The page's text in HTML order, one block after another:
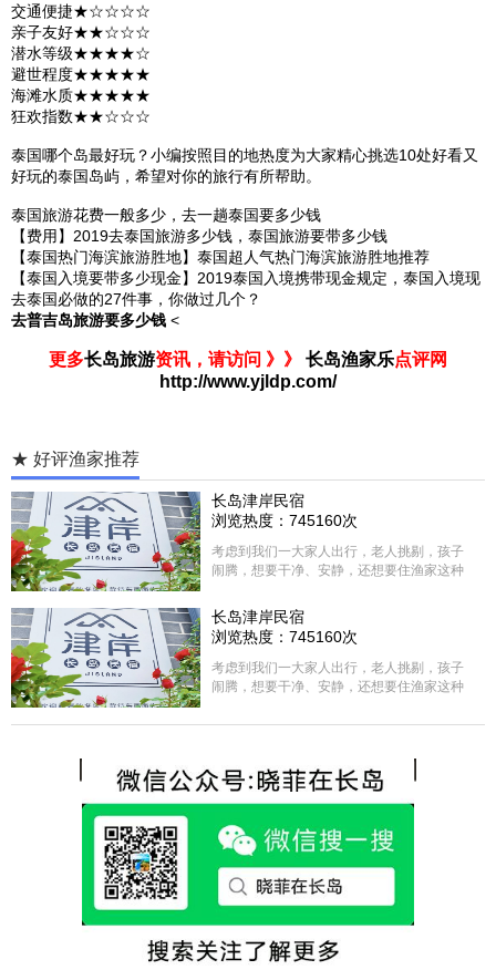
交通便捷★☆☆☆☆
亲子友好★★☆☆☆
潜水等级★★★★☆
避世程度★★★★★
海滩水质★★★★★
狂欢指数★★☆☆☆
泰国哪个岛最好玩？小编按照目的地热度为大家精心挑选10处好看又
好玩的泰国岛屿，希望对你的旅行有所帮助。
泰国旅游花费一般多少，去一趟泰国要多少钱
【费用】2019去泰国旅游多少钱，泰国旅游要带多少钱
【泰国热门海滨旅游胜地】泰国超人气热门海滨旅游胜地推荐
【泰国入境要带多少现金】2019泰国入境携带现金规定，泰国入境现
去泰国必做的27件事，你做过几个？
去普吉岛旅游要多少钱 <
更多长岛旅游资讯，请访问 》》 长岛渔家乐点评网
http://www.yjldp.com/
★ 好评渔家推荐
长岛津岸民宿
浏览热度：745160次
考虑到我们一大家人出行，老人挑剔，孩子
闹腾，想要干净、安静，还想要住渔家这种
选择津岸民宿，实际体验客房很干净，饭菜
方面家里老人也很满意，整体饭菜给搭配的
很好，每顿饭也不重样的，海鲜确实是非常
的新鲜呢，另外值得一提的是，他家的海菜
包子非常好吃。 其实长岛可选的酒店、民宿
各不相同，可以根据自己的喜好选择。非常
热情，能根据我提出的需求来安排房间，这
点很好。
长岛津岸民宿
浏览热度：745160次
考虑到我们一大家人出行，老人挑剔，孩子
闹腾，想要干净、安静，还想要住渔家这种
选择津岸民宿，实际体验客房很干净，饭菜
很好，每顿饭也不重样的，海鲜确实是非常
的新鲜呢，另外值得一提的是，他家的海菜
包子非常好吃。 其实长岛可选的酒店、民宿
各不相同，可以根据自己的喜好选择。非常
推荐津岸民宿，关键是老板娘晓菲很细心、
热情，能根据我提出的需求来安排房间，这
点很好。